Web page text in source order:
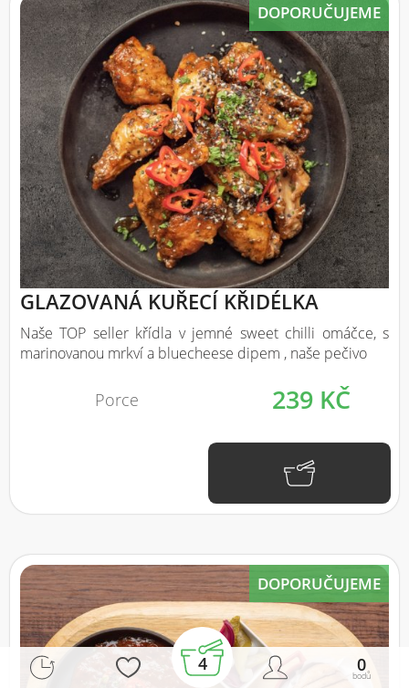
4 0
bodů
DOPORUČUJEME
GLAZOVANÁ KUŘECÍ KŘIDÉLKA
Naše TOP seller křídla v jemné sweet chilli omáčce, s
marinovanou mrkví a bluecheese dipem , naše pečivo
Porce 239 KČ
DOPORUČUJEME